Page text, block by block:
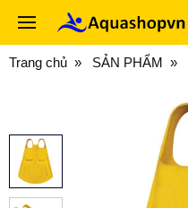
Trang chủ SẢN PHẨM